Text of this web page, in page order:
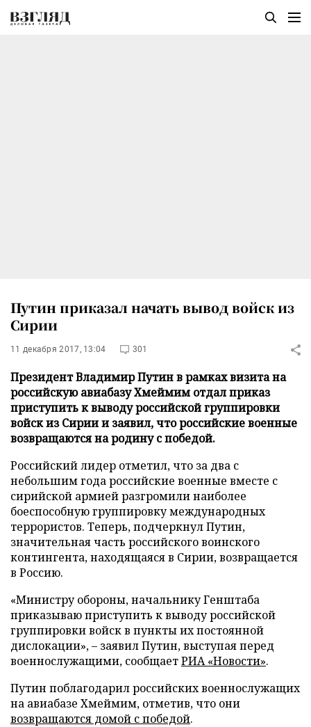
Путин приказал начать вывод войск из
Сирии
11 декабря 2017, 13:04 301
Президент Владимир Путин в рамках визита на
российскую авиабазу Хмеймим отдал приказ
приступить к выводу российской группировки
войск из Сирии и заявил, что российские военные
возвращаются на родину с победой.
Российский лидер отметил, что за два с
небольшим года российские военные вместе с
сирийской армией разгромили наиболее
боеспособную группировку международных
террористов. Теперь, подчеркнул Путин,
значительная часть российского воинского
контингента, находящаяся в Сирии, возвращается
в Россию.
«Министру обороны, начальнику Генштаба
приказываю приступить к выводу российской
группировки войск в пункты их постоянной
дислокации», – заявил Путин, выступая перед
военнослужащими, сообщаетРИА «Новости».
Путин поблагодарил российских военнослужащих
на авиабазе Хмеймим, отметив, что они
возвращаются домой с победой.